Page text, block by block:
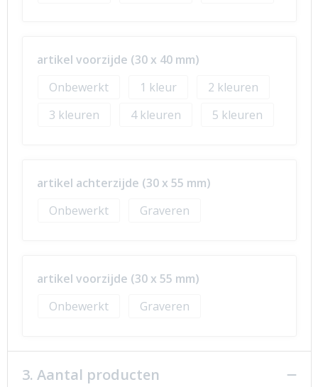
artikel voorzijde (30 x 40 mm)
Onbewerkt
1
2
3
4 5
artikel achterzijde (30 x 55 mm)
Onbewerkt
Graveren
artikel voorzijde (30 x 55 mm)
Onbewerkt
Graveren
3. Aantal producten